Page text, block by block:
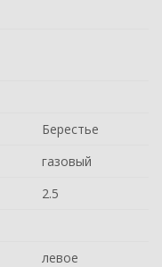
Берестье
газовый
2.5
левое